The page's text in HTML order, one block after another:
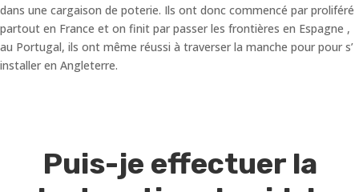
dans une cargaison de poterie. Ils ont donc commencé par proliféré
partout en France et on finit par passer les frontières en Espagne ,
au Portugal, ils ont même réussi à traverser la manche pour pour s’
installer en Angleterre.
Puis-je effectuer la